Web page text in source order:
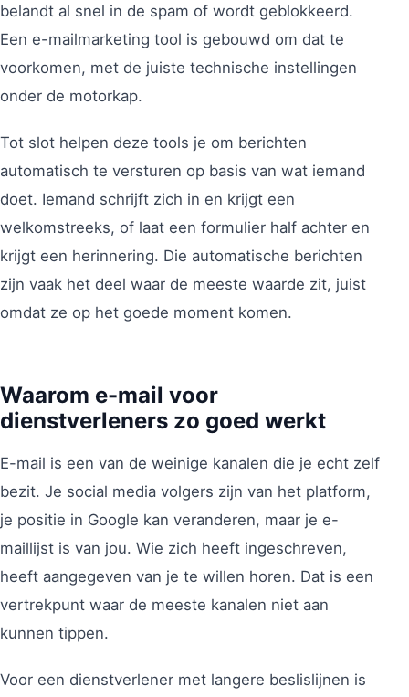
belandt al snel in de spam of wordt geblokkeerd.
Een e-mailmarketing tool is gebouwd om dat te
voorkomen, met de juiste technische instellingen
onder de motorkap.
Tot slot helpen deze tools je om berichten
automatisch te versturen op basis van wat iemand
doet. Iemand schrijft zich in en krijgt een
welkomstreeks, of laat een formulier half achter en
krijgt een herinnering. Die automatische berichten
zijn vaak het deel waar de meeste waarde zit, juist
omdat ze op het goede moment komen.
Waarom e-mail voor
dienstverleners zo goed werkt
E-mail is een van de weinige kanalen die je echt zelf
bezit. Je social media volgers zijn van het platform,
je positie in Google kan veranderen, maar je e-
maillijst is van jou. Wie zich heeft ingeschreven,
heeft aangegeven van je te willen horen. Dat is een
vertrekpunt waar de meeste kanalen niet aan
kunnen tippen.
Voor een dienstverlener met langere beslislijnen is